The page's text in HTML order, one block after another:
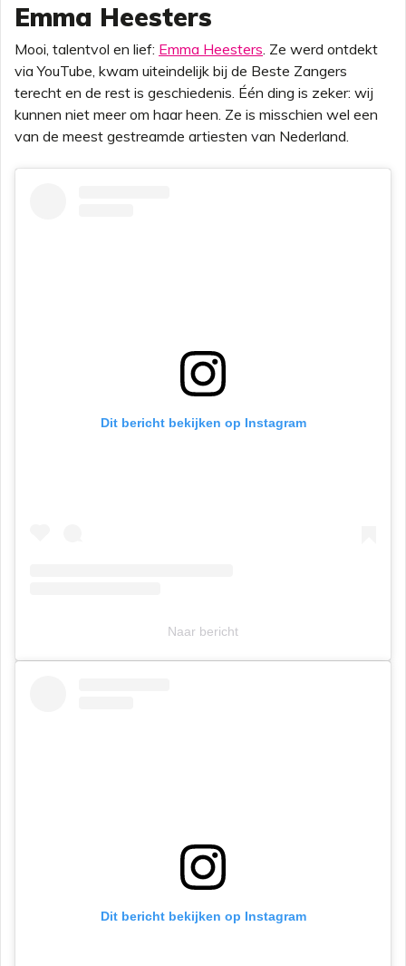
Emma Heesters
Mooi, talentvol en lief: Emma Heesters. Ze werd ontdekt
via YouTube, kwam uiteindelijk bij de Beste Zangers
terecht en de rest is geschiedenis. Één ding is zeker: wij
kunnen niet meer om haar heen. Ze is misschien wel een
van de meest gestreamde artiesten van Nederland.
Dit bericht bekijken op Instagram
Naar bericht
Dit bericht bekijken op Instagram